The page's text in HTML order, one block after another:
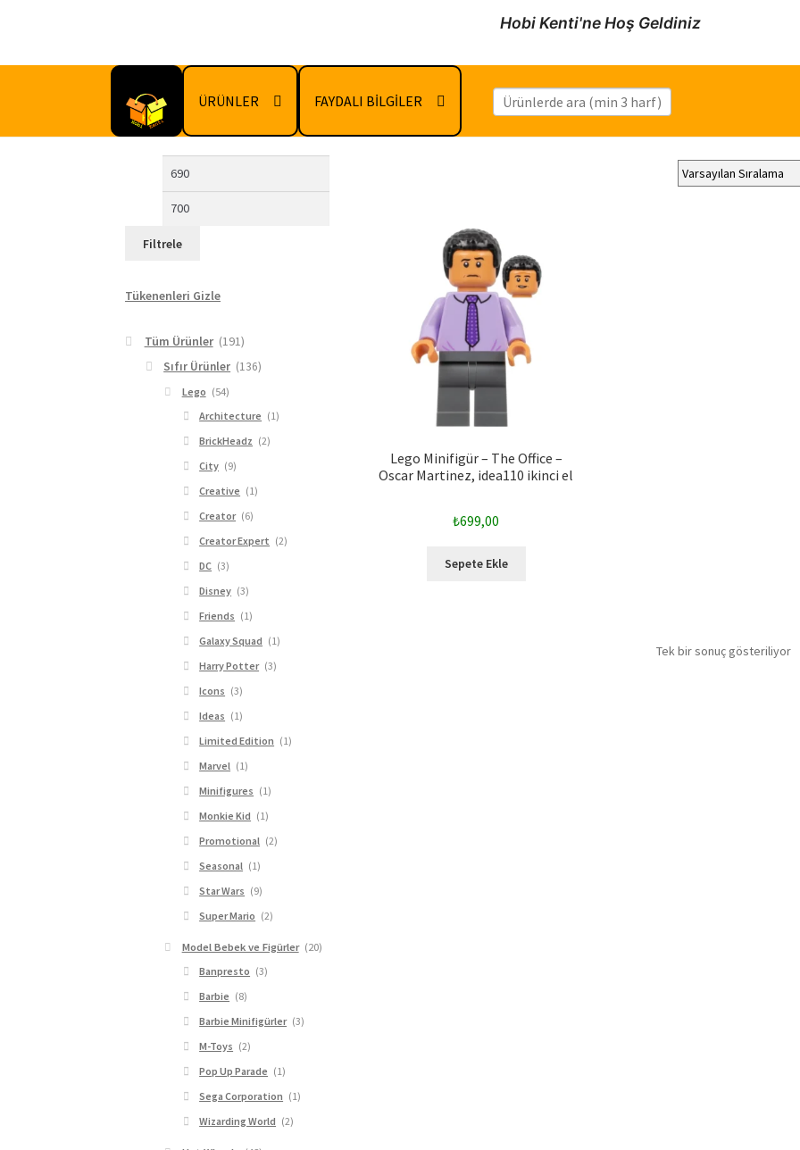
Hobi Kenti'ne Hoş Geldiniz
ÜRÜNLER
FAYDALI BİLGİLER
Lego Minifigür – The Office –
Oscar Martinez, idea110 ikinci el
₺699,00
Sepete Ekle
Tek bir sonuç gösteriliyor
En
Filtrele
Tükenenleri Gizle
Tüm Ürünler (191)
Sıfır Ürünler (136)
Lego (54)
Architecture (1)
BrickHeadz (2)
City (9)
Creative (1)
Creator (6)
Creator Expert (2)
DC (3)
Disney (3)
Friends (1)
Galaxy Squad (1)
Harry Potter (3)
Icons (3)
Ideas (1)
Limited Edition (1)
Marvel (1)
Minifigures (1)
Monkie Kid (1)
Promotional (2)
Seasonal (1)
Star Wars (9)
Super Mario (2)
Model Bebek ve Figürler (20)
Banpresto (3)
Barbie (8)
Barbie Minifigürler (3)
M-Toys (2)
Pop Up Parade (1)
Sega Corporation (1)
Wizarding World (2)